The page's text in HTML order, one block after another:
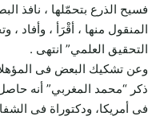
فسيح الذرع بتحمّلها ، نافذ
المنقول منها ، أقْرَأ ، وأفاد
التحقيق العلمي” انتهى .
وعن تشكيك البعض فى
ذكر “محمد المغربي” أنه
فى أمريكا، ودكتوراة فى